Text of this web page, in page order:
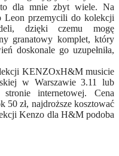
dla mnie zbyt wiele. Na
Leon przemycili do kolekcji
dzięki czemu mogę
granatowy komplet, który
doskonale go uzupełniła,
KENZOxH&M musicie
w Warszawie 3.11 lub
internetowej. Cena
zł, najdroższe kosztować
Kenzo dla H&M podoba